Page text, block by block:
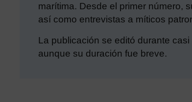
marítima. Desde el primer número,
así como entrevistas a míticos
La publicación se editó durante
aunque su duración fue breve.